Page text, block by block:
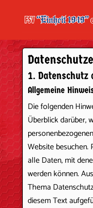
1. Datenschutz
Allgemeine
Die folgenden
Überblick darüber,
Website besuchen.
alle Daten, mit
werden können.
Thema
diesem Text